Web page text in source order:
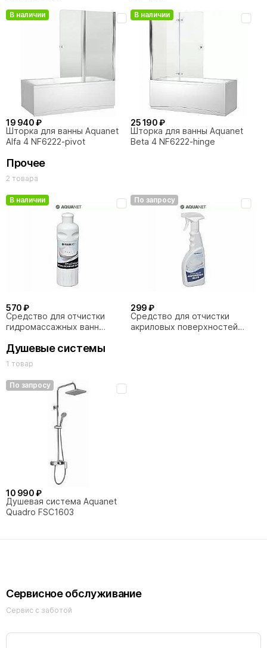
Душевая панель Aquanet
Galaxy Matt AP40-02
В наличии
19 940 ₽
Шторка для ванны Aquanet
Alfa 4 NF6222-pivot
В наличии
25 190 ₽
Шторка для ванны Aquanet
Beta 4 NF6222-hinge
Прочее
2 товара
В наличии
570 ₽
Средство для отчистки
гидромассажных ванн
По запросу
299 ₽
Средство для отчистки
акриловых поверхностей
Душевые системы
1 товар
По запросу
10 990 ₽
Душевая система Aquanet
Quadro FSC1603
Сервисное обслуживание
Сервис с заботой